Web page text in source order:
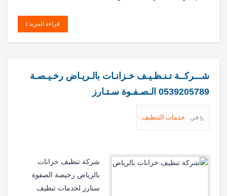
قراءة المزيد
شـــركــة تـنـظـيـف خـزانـات بالـريـاض رخـيـصـة
0539205789 الـصـفـوة سـتـارز
في : خدمات التنظيف
شركة تنظيف خزانات
بالرياض رخيصة الصفوة
ستارز لخدمات تنظيف